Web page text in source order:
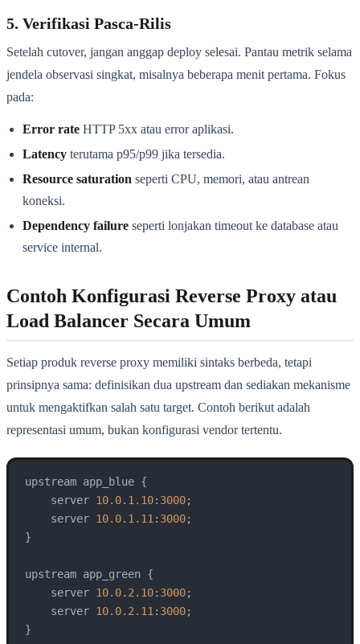
5. Verifikasi Pasca-Rilis
Setelah cutover, jangan anggap deploy selesai. Pantau metrik selama
jendela observasi singkat, misalnya beberapa menit pertama. Fokus
pada:
Error rate HTTP 5xx atau error aplikasi.
Latency terutama p95/p99 jika tersedia.
Resource saturation seperti CPU, memori, atau antrean
koneksi.
Dependency failure seperti lonjakan timeout ke database atau
service internal.
Contoh Konfigurasi Reverse Proxy atau
Load Balancer Secara Umum
Setiap produk reverse proxy memiliki sintaks berbeda, tetapi
prinsipnya sama: definisikan dua upstream dan sediakan mekanisme
untuk mengaktifkan salah satu target. Contoh berikut adalah
representasi umum, bukan konfigurasi vendor tertentu.
upstream app_blue {
    server
10.0. 1.10: 3000;
    server
10.0. 1.11 : 3000;
}
upstream app_green {
    server
10.0. 2.10: 3000;
    server
10.0. 2.11 : 3000;
}